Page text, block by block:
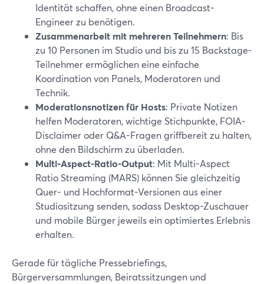
Identität schaffen, ohne einen Broadcast-
Engineer zu benötigen.
Zusammenarbeit mit mehreren Teilnehmern: Bis
zu 10 Personen im Studio und bis zu 15 Backstage-
Teilnehmer ermöglichen eine einfache
Koordination von Panels, Moderatoren und
Technik.
Moderationsnotizen für Hosts: Private Notizen
helfen Moderatoren, wichtige Stichpunkte, FOIA-
Disclaimer oder Q&A-Fragen griffbereit zu halten,
ohne den Bildschirm zu überladen.
Multi-Aspect-Ratio-Output: Mit Multi-Aspect
Ratio Streaming (MARS) können Sie gleichzeitig
Quer- und Hochformat-Versionen aus einer
Studiositzung senden, sodass Desktop-Zuschauer
und mobile Bürger jeweils ein optimiertes Erlebnis
erhalten.
Gerade für tägliche Pressebriefings,
Bürgerversammlungen, Beiratssitzungen und